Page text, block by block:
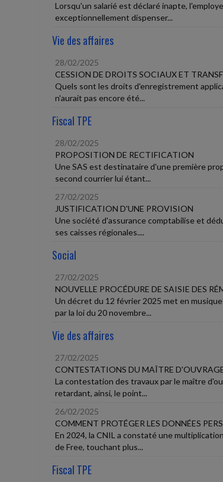
Lorsqu'un salarié est déclaré inapte,
exceptionnellement dispenser...
Vie des affaires
28/02/2025
CESSION DE DROITS SOCIAUX ET
Quels sont les droits d'enregistrement
n'aurait pas encore été...
Fiscal TPE
28/02/2025
PROPOSITION DE RECTIFICATION
Une SAS est destinataire d'une première
second courrier lui étant...
27/02/2025
JUSTIFICATION D'UNE PROVISION
Une société d'assurance comptabilise et
ses caisses régionales....
Social
27/02/2025
NOUVELLE PROCÉDURE DE SAISIE DES
Un décret du 12 février 2025 met en
par la loi du 20 novembre...
Vie des affaires
27/02/2025
CONTESTATIONS DU MAÎTRE
La contestation des travaux par le maître
retardant, ainsi, le point...
26/02/2025
COMMENT PROTÉGER LES DONNÉES
En 2024, la CNIL a constaté une
de Free, touchant plus...
Fiscal TPE